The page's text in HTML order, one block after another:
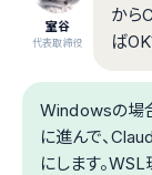
室谷
代表取締役
から
ばOK
Windowsの場
に進んで、
にします。